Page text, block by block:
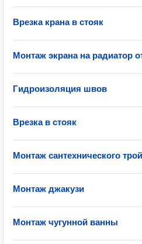
Врезка крана в стояк
Монтаж экрана на радиатор
Гидроизоляция швов
Врезка в стояк
Монтаж сантехнического
Монтаж джакузи
Монтаж чугунной ванны